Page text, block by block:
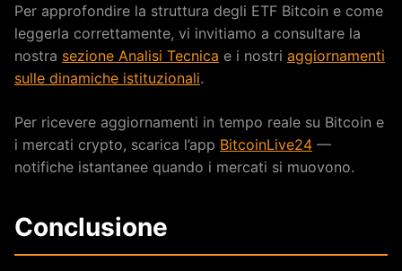
Per approfondire la struttura degli ETF Bitcoin e come
leggerla correttamente, vi invitiamo a consultare la
nostra sezione Analisi Tecnica e i nostri aggiornamenti
sulle dinamiche istituzionali.
Per ricevere aggiornamenti in tempo reale su Bitcoin e
i mercati crypto, scarica l’app BitcoinLive24 —
notifiche istantanee quando i mercati si muovono.
Conclusione